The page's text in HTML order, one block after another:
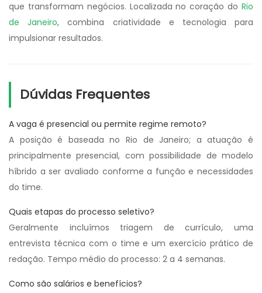
que transformam negócios. Localizada no coração do Rio
de Janeiro, combina criatividade e tecnologia para
impulsionar resultados.
Dúvidas Frequentes
A vaga é presencial ou permite regime remoto?
A posição é baseada no Rio de Janeiro; a atuação é
principalmente presencial, com possibilidade de modelo
híbrido a ser avaliado conforme a função e necessidades
do time.
Quais etapas do processo seletivo?
Geralmente incluímos triagem de currículo, uma
entrevista técnica com o time e um exercício prático de
redação. Tempo médio do processo: 2 a 4 semanas.
Como são salários e benefícios?